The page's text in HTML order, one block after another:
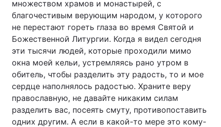
множеством храмов и монастырей, с
благочестивым верующим народом, у которого
не перестают гореть глаза во время Святой и
Божественной Литургии. Когда я видел сегодня
эти тысячи людей, которые проходили мимо
окна моей кельи, устремляясь рано утром в
обитель, чтобы разделить эту радость, то и мое
сердце наполнялось радостью. Храните веру
православную, не давайте никаким силам
разделить вас, посеять смуту, противопоставить
одних другим. А если в какой-то мере это кому-